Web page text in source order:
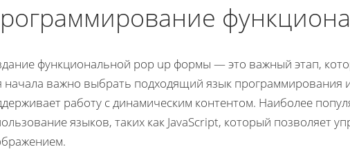
функциональной pop up формы — это важный этап,
начала важно выбрать подходящий язык программирования
работу с динамическим контентом. Наиболее
языков, таких как JavaScript, который позволяет